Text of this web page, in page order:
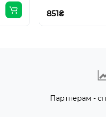
851₴
Партнерам -